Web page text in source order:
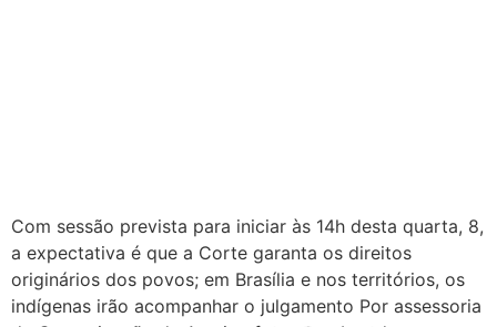
Com sessão prevista para iniciar às 14h desta quarta, 8,
a expectativa é que a Corte garanta os direitos
originários dos povos; em Brasília e nos territórios, os
indígenas irão acompanhar o julgamento Por assessoria